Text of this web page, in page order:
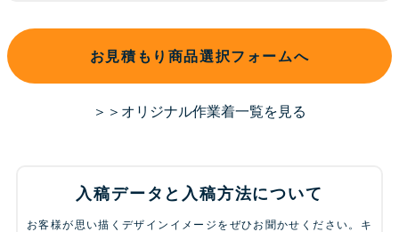
お見積もり商品選択フォームへ
＞＞オリジナル作業着一覧を見る
入稿データと入稿方法について
お客様が思い描くデザインイメージをぜひお聞かせください。キ